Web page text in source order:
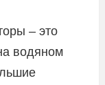
– это
водяном